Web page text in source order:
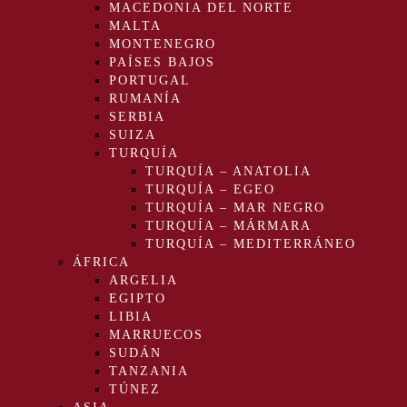
MACEDONIA DEL NORTE
MALTA
MONTENEGRO
PAÍSES BAJOS
PORTUGAL
RUMANÍA
SERBIA
SUIZA
TURQUÍA
TURQUÍA – ANATOLIA
TURQUÍA – EGEO
TURQUÍA – MAR NEGRO
TURQUÍA – MÁRMARA
TURQUÍA – MEDITERRÁNEO
ÁFRICA
ARGELIA
EGIPTO
LIBIA
MARRUECOS
SUDÁN
TANZANIA
TÚNEZ